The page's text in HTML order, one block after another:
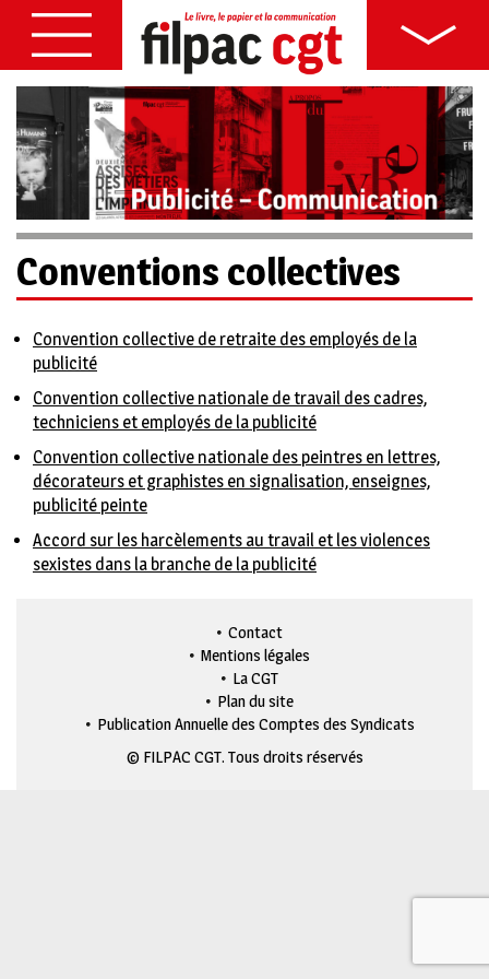
Conventions collectives
Convention collective de retraite des employés de la
publicité
Convention collective nationale de travail des cadres,
techniciens et employés de la publicité
Convention collective nationale des peintres en lettres,
décorateurs et graphistes en signalisation, enseignes,
publicité peinte
Accord sur les harcèlements au travail et les violences
sexistes dans la branche de la publicité
Contact
Mentions légales
La CGT
Plan du site
Publication Annuelle des Comptes des Syndicats
© FILPAC CGT. Tous droits réservés